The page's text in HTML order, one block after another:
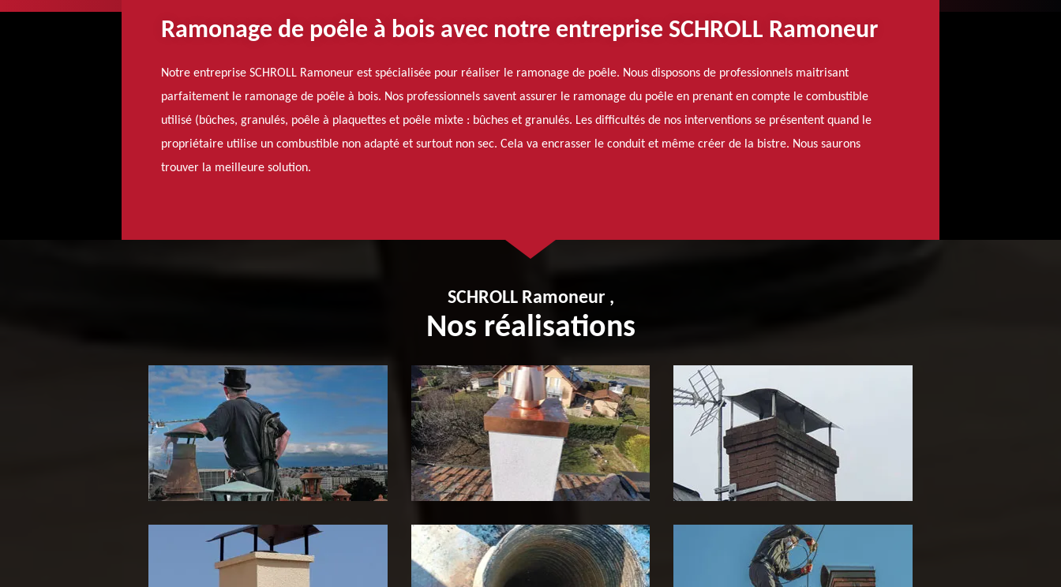
Ramonage de poêle à bois avec notre entreprise SCHROLL Ramoneur
Notre entreprise SCHROLL Ramoneur est spécialisée pour réaliser le ramonage de poêle. Nous disposons de professionnels maitrisant
parfaitement le ramonage de poêle à bois. Nos professionnels savent assurer le ramonage du poêle en prenant en compte le combustible
utilisé (bûches, granulés, poêle à plaquettes et poêle mixte : bûches et granulés. Les difficultés de nos interventions se présentent quand le
propriétaire utilise un combustible non adapté et surtout non sec. Cela va encrasser le conduit et même créer de la bistre. Nous saurons
trouver la meilleure solution.
SCHROLL Ramoneur ,
Nos réalisations
Ramoneur 65
Pose de tubage de cheminée
65
Pose de chapeau de
cheminée 65